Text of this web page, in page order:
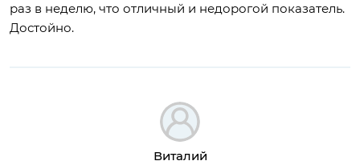
раз в неделю, что отличный и недорогой показатель.
Достойно.
Виталий